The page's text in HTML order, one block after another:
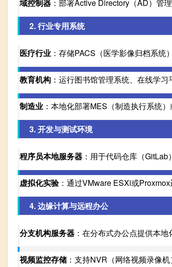
域控制器 ：部署Active Directory（AD）管
2. 行业专用系统
医疗行业 ：存储PACS（医学影像归档系统
教育机构 ：运行图书馆管理系统、在线学习
制造业 ：本地化部署MES（制造执行系统）
3. 开发与测试环境
程序员本地服务器 ：用于代码仓库（GitLab
虚拟化实验：通过VMware ESXi或Proxmox
4. 边缘计算与远程办公
分支机构服务器 ：在分布式办公点提供本地
视频监控存储 ：支持NVR（网络视频录像机